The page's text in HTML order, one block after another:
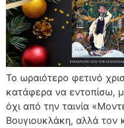
Το ωραιότερο φετινό
κατάφερα να εντοπίσω,
όχι από την ταινία
Βουγιουκλάκη, αλλά